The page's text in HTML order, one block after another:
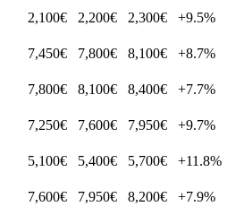
2,100€ 2,200€ 2,300€ +9.5%
7,450€ 7,800€ 8,100€ +8.7%
7,800€ 8,100€ 8,400€
+7.7%
7,250€ 7,600€ 7,950€
+9.7%
5,100€ 5,400€ 5,700€ +11.8%
7,600€ 7,950€ 8,200€
+7.9%